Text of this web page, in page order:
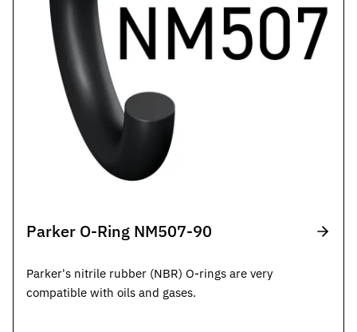
Parker O-Ring NM507-90
Parker's nitrile rubber (NBR) O-rings are very
compatible with oils and gases.